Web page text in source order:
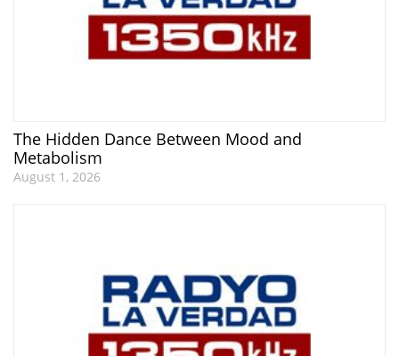
The Hidden Dance Between Mood and
Metabolism
August 1, 2026